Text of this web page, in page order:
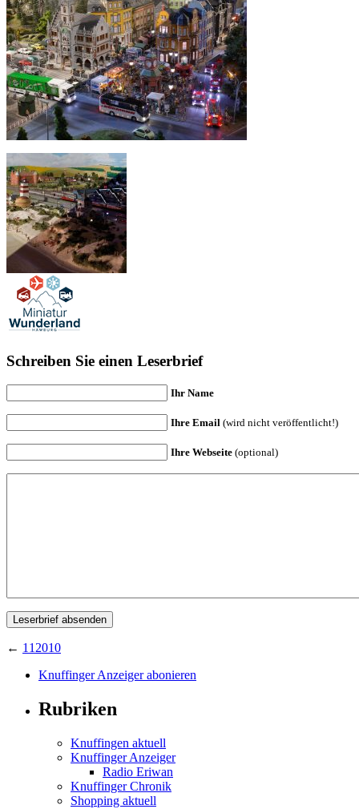
Schreiben Sie einen Leserbrief
Ihr Name
Ihre Email (wird nicht veröffentlicht!)
Ihre Webseite (optional)
← 112010
Knuffinger Anzeiger abonieren
Rubriken
Knuffingen aktuell
Knuffinger Anzeiger
Radio Eriwan
Knuffinger Chronik
Shopping aktuell